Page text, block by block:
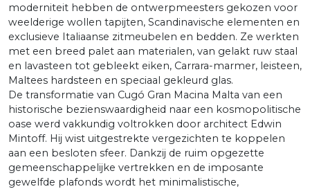
moderniteit hebben de ontwerpmeesters gekozen voor
weelderige wollen tapijten, Scandinavische elementen en
exclusieve Italiaanse zitmeubelen en bedden. Ze werkten
met een breed palet aan materialen, van gelakt ruw staal
en lavasteen tot gebleekt eiken, Carrara-marmer, leisteen,
Maltees hardsteen en speciaal gekleurd glas.
De transformatie van Cugó Gran Macina Malta van een
historische bezienswaardigheid naar een kosmopolitische
oase werd vakkundig voltrokken door architect Edwin
Mintoff. Hij wist uitgestrekte vergezichten te koppelen
aan een besloten sfeer. Dankzij de ruim opgezette
gemeenschappelijke vertrekken en de imposante
gewelfde plafonds wordt het minimalistische,